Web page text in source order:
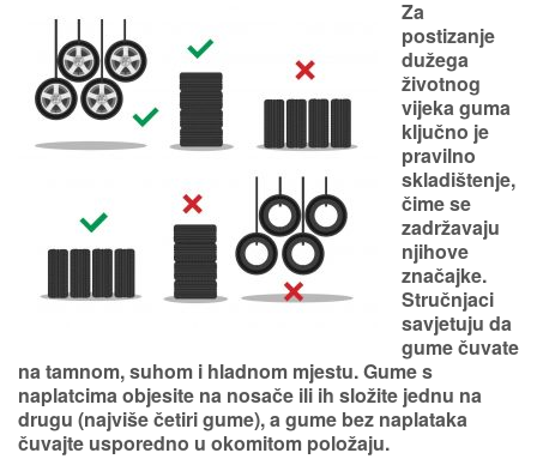
Za
postizanje
dužega
životnog
vijeka guma
ključno je
pravilno
skladištenje,
čime se
zadržavaju
njihove
značajke.
Stručnjaci
savjetuju da
gume čuvate
na tamnom, suhom i hladnom mjestu.Gume s
naplatcima objesite na nosače ili ih složite jednu na
drugu (najviše četiri gume), agume bez naplataka
čuvajte usporedno u okomitom položaju.